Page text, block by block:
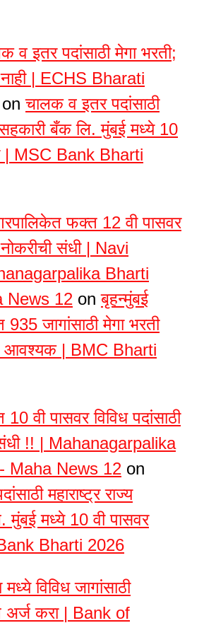
व इतर पदांसाठी मेगा भरती;
नाही | ECHS Bharati
चालक व इतर पदांसाठी
सहकारी बँक लि. मुंबई मध्ये 10
| MSC Bank Bharti
फक्त 12 वी पासवर
नोकरीची संधी | Navi
Bharti
News 12 onबृहन्मुंबई
935 जागांसाठी मेगा भरती
आवश्यक | BMC Bharti
वी पासवर विविध पदांसाठी
!! | Mahanagarpalika
Maha News 12 on
महाराष्ट्र राज्य
मुंबई मध्ये 10 वी पासवर
Bharti 2026
विविध जागांसाठी
अर्ज करा | Bank of